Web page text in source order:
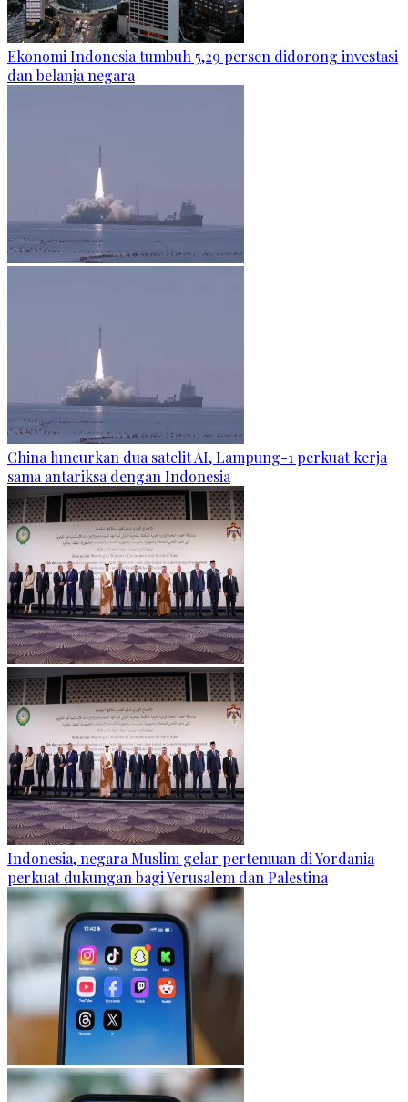
Ekonomi Indonesia tumbuh 5,29 persen didorong investasi
dan belanja negara
China luncurkan dua satelit AI, Lampung-1 perkuat kerja
sama antariksa dengan Indonesia
Indonesia, negara Muslim gelar pertemuan di Yordania
perkuat dukungan bagi Yerusalem dan Palestina